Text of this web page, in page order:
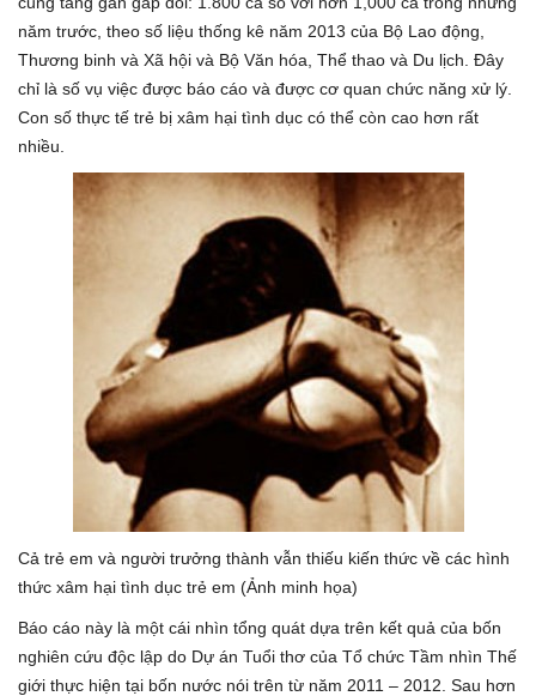
năm trước, theo số liệu thống kê năm 2013 của Bộ Lao động,
Thương binh và Xã hội và Bộ Văn hóa, Thể thao và Du lịch. Đây
chỉ là số vụ việc được báo cáo và được cơ quan chức năng xử lý.
Con số thực tế trẻ bị xâm hại tình dục có thể còn cao hơn rất
nhiều.
Cả trẻ em và người trưởng thành vẫn thiếu kiến thức về các hình
thức xâm hại tình dục trẻ em (Ảnh minh họa)
Báo cáo này là một cái nhìn tổng quát dựa trên kết quả của bốn
nghiên cứu độc lập do Dự án Tuổi thơ của Tổ chức Tầm nhìn Thế
giới thực hiện tại bốn nước nói trên từ năm 2011 – 2012. Sau hơn